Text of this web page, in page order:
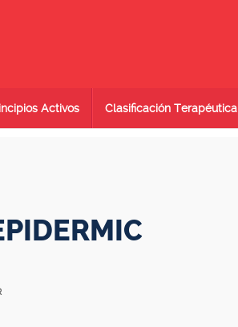
Activos Clasificación Terapéutica